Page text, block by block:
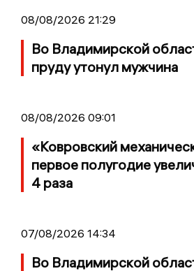
08/08/2026 21:29
Во Владимирской
пруду утонул мужчина
08/08/2026 09:01
«Ковровский
первое полугодие
4 раза
07/08/2026 14:34
Во Владимирской